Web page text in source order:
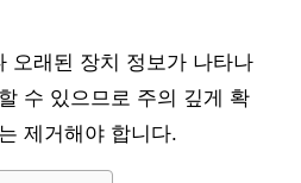
오래된 장치 정보가 나타나
수 있으므로 주의 깊게 확
제거해야 합니다.